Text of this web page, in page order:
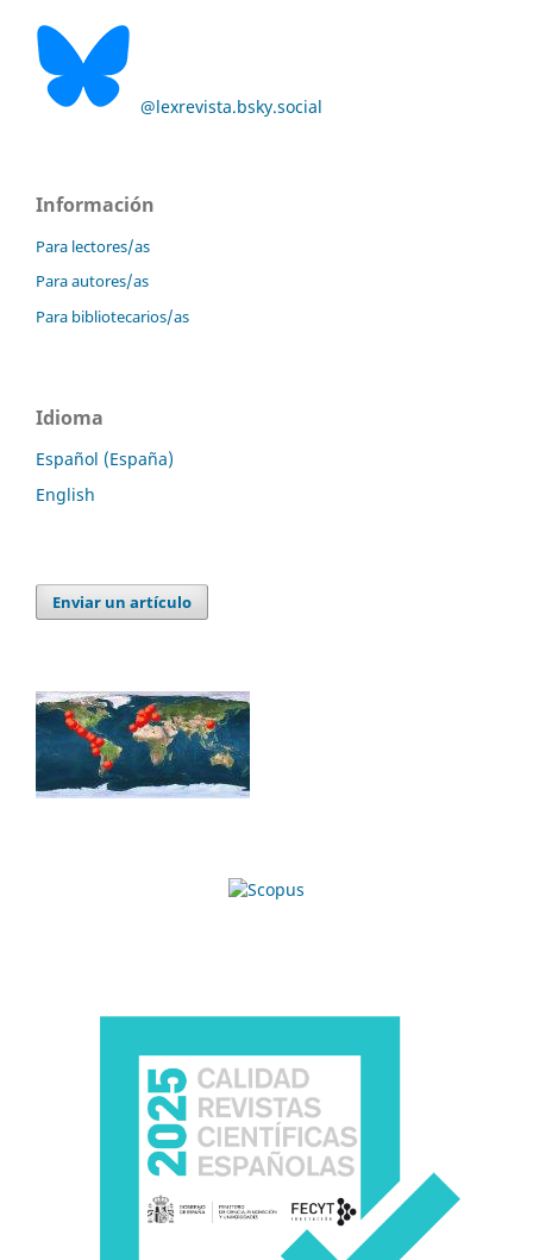
@lexrevista.bsky.social
Información
Para lectores/as
Para autores/as
Para bibliotecarios/as
Idioma
Español (España)
English
Enviar un artículo